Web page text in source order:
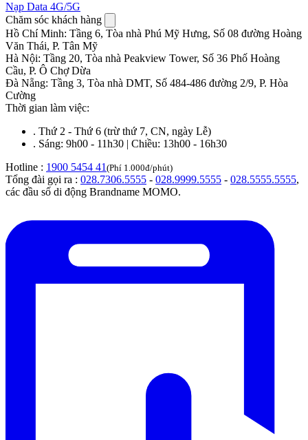
Nạp Data 4G/5G
Chăm sóc khách hàng
Hồ Chí Minh: Tầng 6, Tòa nhà Phú Mỹ Hưng, Số 08 đường Hoàng
Văn Thái, P. Tân Mỹ
Hà Nội: Tầng 20, Tòa nhà Peakview Tower, Số 36 Phố Hoàng
Cầu, P. Ô Chợ Dừa
Đà Nẵng: Tầng 3, Tòa nhà DMT, Số 484-486 đường 2/9, P. Hòa
Cường
Thời gian làm việc:
. Thứ 2 - Thứ 6 (trừ thứ 7, CN, ngày Lễ)
. Sáng: 9h00 - 11h30 | Chiều: 13h00 - 16h30
Hotline : 1900 5454 41 (Phí 1.000đ/phút)
Tổng đài gọi ra : 028.7306.5555 - 028.9999.5555 - 028.5555.5555,
các đầu số di động Brandname MOMO.